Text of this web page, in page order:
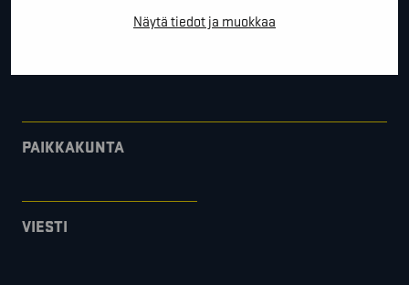
Näytä tiedot ja muokkaa
PAIKKAKUNTA
VIESTI